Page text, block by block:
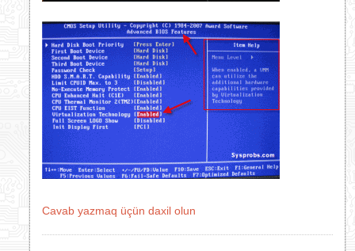
Cavab yazmaq üçün daxil olun